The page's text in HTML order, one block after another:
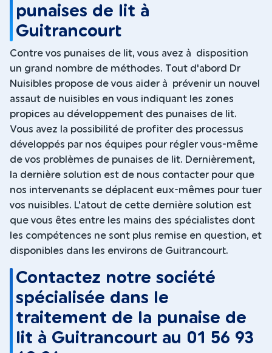
punaises de lit à
Guitrancourt
Contre vos punaises de lit, vous avez à disposition
un grand nombre de méthodes. Tout d'abord Dr
Nuisibles propose de vous aider à prévenir un nouvel
assaut de nuisibles en vous indiquant les zones
propices au développement des punaises de lit.
Vous avez la possibilité de profiter des processus
développés par nos équipes pour régler vous-même
de vos problèmes de punaises de lit. Dernièrement,
la dernière solution est de nous contacter pour que
nos intervenants se déplacent eux-mêmes pour tuer
vos nuisibles. L'atout de cette dernière solution est
que vous êtes entre les mains des spécialistes dont
les compétences ne sont plus remise en question, et
disponibles dans les environs de Guitrancourt.
Contactez notre société
spécialisée dans le
traitement de la punaise de
lit à Guitrancourt au 01 56 93